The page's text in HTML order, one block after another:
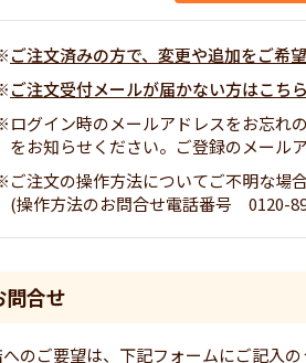
ご注文済みの方で、変更や追加をご希
ご注文受付メールが届かない方はこち
ログイン時のメールアドレスをお忘れ
をお知らせください。ご登録のメール
ご注文の操作方法についてご不明な場
(操作方法のお問合せ電話番号 0120-
問合せ
へのご要望は、下記フォームにご記入の